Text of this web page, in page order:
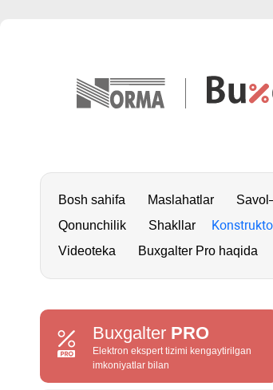
Bosh sahifa Maslahatlar
Qonunchilik
Shakllar
Videoteka Buxgalter Pro haqida
Buxgalter PRO
Elektron ekspert tizimi kengaytirilgan
imkoniyatlar bilan